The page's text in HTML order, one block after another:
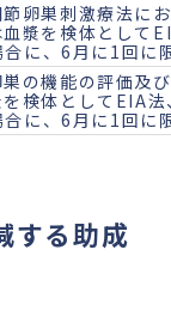
卵巣刺激療法に
漿を検体として
に、6月に1回に
の機能の評価及
検体としてEIA
に、6月に1回に
する助成